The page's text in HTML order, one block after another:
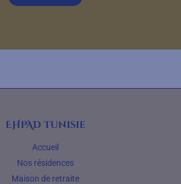
EHPAD Tunisie
Accueil
Nos résidences
Maison de retraite